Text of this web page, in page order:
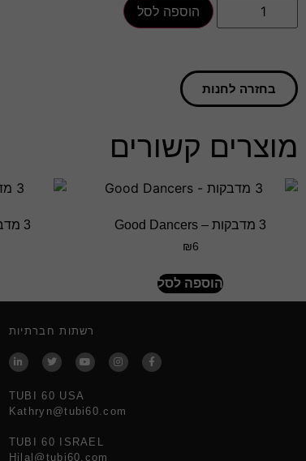
הוספה לסל
בחזרה לחנות
מוצרים קשורים
3 מדבקות – Good Dancers
₪6
הוספה לסל
3 מדבקות – I LOVE TUBI
רשתות חברתיות
TUBI 60 USA
Kathryn@tubi60.com
TUBI 60 ISRAEL
Hilal@tubi60.com